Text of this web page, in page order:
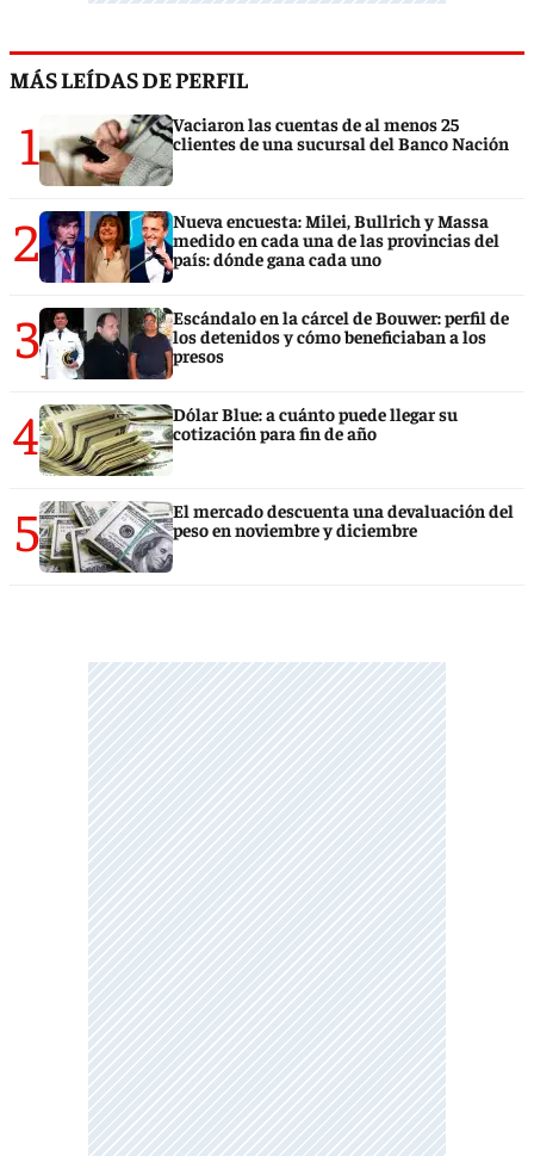
MÁS LEÍDAS DE PERFIL
1
Vaciaron las cuentas de al menos 25
clientes de una sucursal del Banco Nación
2
Nueva encuesta: Milei, Bullrich y Massa
medido en cada una de las provincias del
país: dónde gana cada uno
3
Escándalo en la cárcel de Bouwer: perfil de
los detenidos y cómo beneficiaban a los
presos
4
Dólar Blue: a cuánto puede llegar su
cotización para fin de año
5
El mercado descuenta una devaluación del
peso en noviembre y diciembre